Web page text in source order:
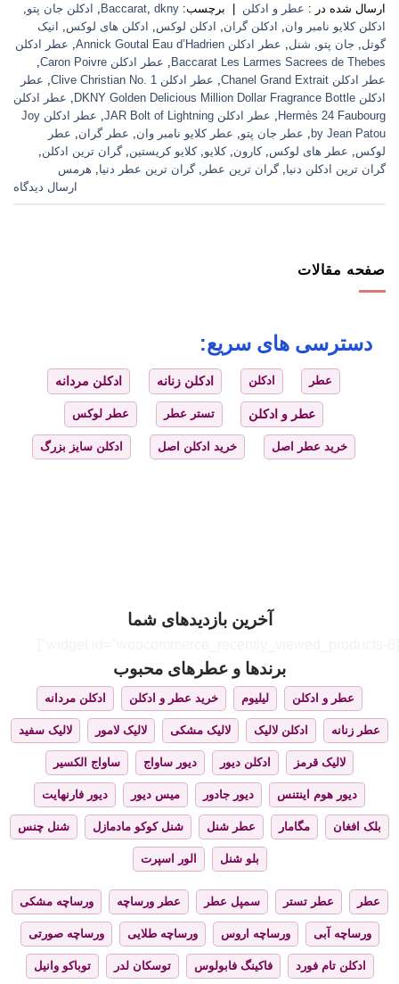
ارسال شده در : عطر و ادکلن برچسب: Baccarat dkny ادکلن جان پتو
ادکلن کلایو نامبر وان
ادکلن گران ادکلن لوکس ادکلن های لوکس
انیک
گوتل
جان پتو شنل عطر ادکلن Annick Goutal Eau d’Hadrien
عطر ادکلن
Baccarat Les Larmes Sacrees de Thebes
عطر ادکلن Caron Poivre
عطر ادکلن Chanel Grand Extrait
عطر ادکلن Clive Christian No. 1
عطر
ادکلن DKNY Golden Delicious Million Dollar Fragrance Bottle
عطر ادکلن
Hermès 24 Faubourg
عطر ادکلن JAR Bolt of Lightning
عطر ادکلن Joy
by Jean Patou
عطر جان پتو عطر کلایو نامبر وان عطر گران
عطر
لوکس
عطر های لوکس ,کارون ,کلایو ,کلایو کریستین ,گران ترین ادکلن
گران ترین ادکلن دنیا ,گران ترین عطر ,گران ترین عطر دنیا
هرمس
ارسال دیدگاه
صفحه مقالات
دسترسی های سریع:
عطر ادکلن ادکلن زنانه ادکلن مردانه
عطر و ادکلن تستر عطر عطر لوکس
خرید عطر اصل خرید ادکلن اصل ادکلن سایز بزرگ
آخرین بازدیدهای شما
برندها و عطرهای محبوب
عطر و ادکلن لیلیوم خرید عطر و ادکلن ادکلن مردانه
عطر زنانه ادکلن لالیک لالیک مشکی لالیک لامور لالیک سفید
لالیک قرمز ادکلن دیور دیور ساواج ساواج الکسیر
دیور هوم اینتنس دیور جادور میس دیور دیور فارنهایت
بلک افغان مگامار عطر شنل شنل کوکو مادمازل شنل چنس
بلو شنل الور اسپرت
عطر عطر تستر سمپل عطر عطر ورساچه ورساچه مشکی
ورساچه آبی ورساچه اروس ورساچه طلایی ورساچه صورتی
ادکلن تام فورد فاکینگ فابولوس توسکان لدر توباکو وانیل